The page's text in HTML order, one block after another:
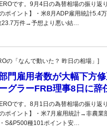
です。9月4日の為替相場の振り返
ポイント】・米8月ADP雇用統計5.4
23.7万件→予想より悪い結…
の「なんで動いた？ 昨日の相場」]
門雇用者数が大幅下方
グラーFRB理事8日に辞
です。8月1日の為替相場の振り返
ポイント】・米7月雇用統計→非農業
S&P500種101ポイント安…